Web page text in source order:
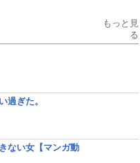
もっと見
る
過ぎた。
ない女【マンガ動